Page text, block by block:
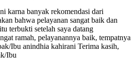
karna banyak rekomendasi dari
bahwa pelayanan sangat baik dan
terbukti setelah saya datang
ramah, pelayanannya baik, tempatnya
Ibu anindhia kahirani Terima kasih,
Ibu